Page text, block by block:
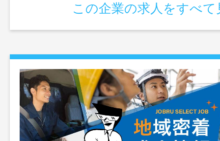
この企業の求人をすべて